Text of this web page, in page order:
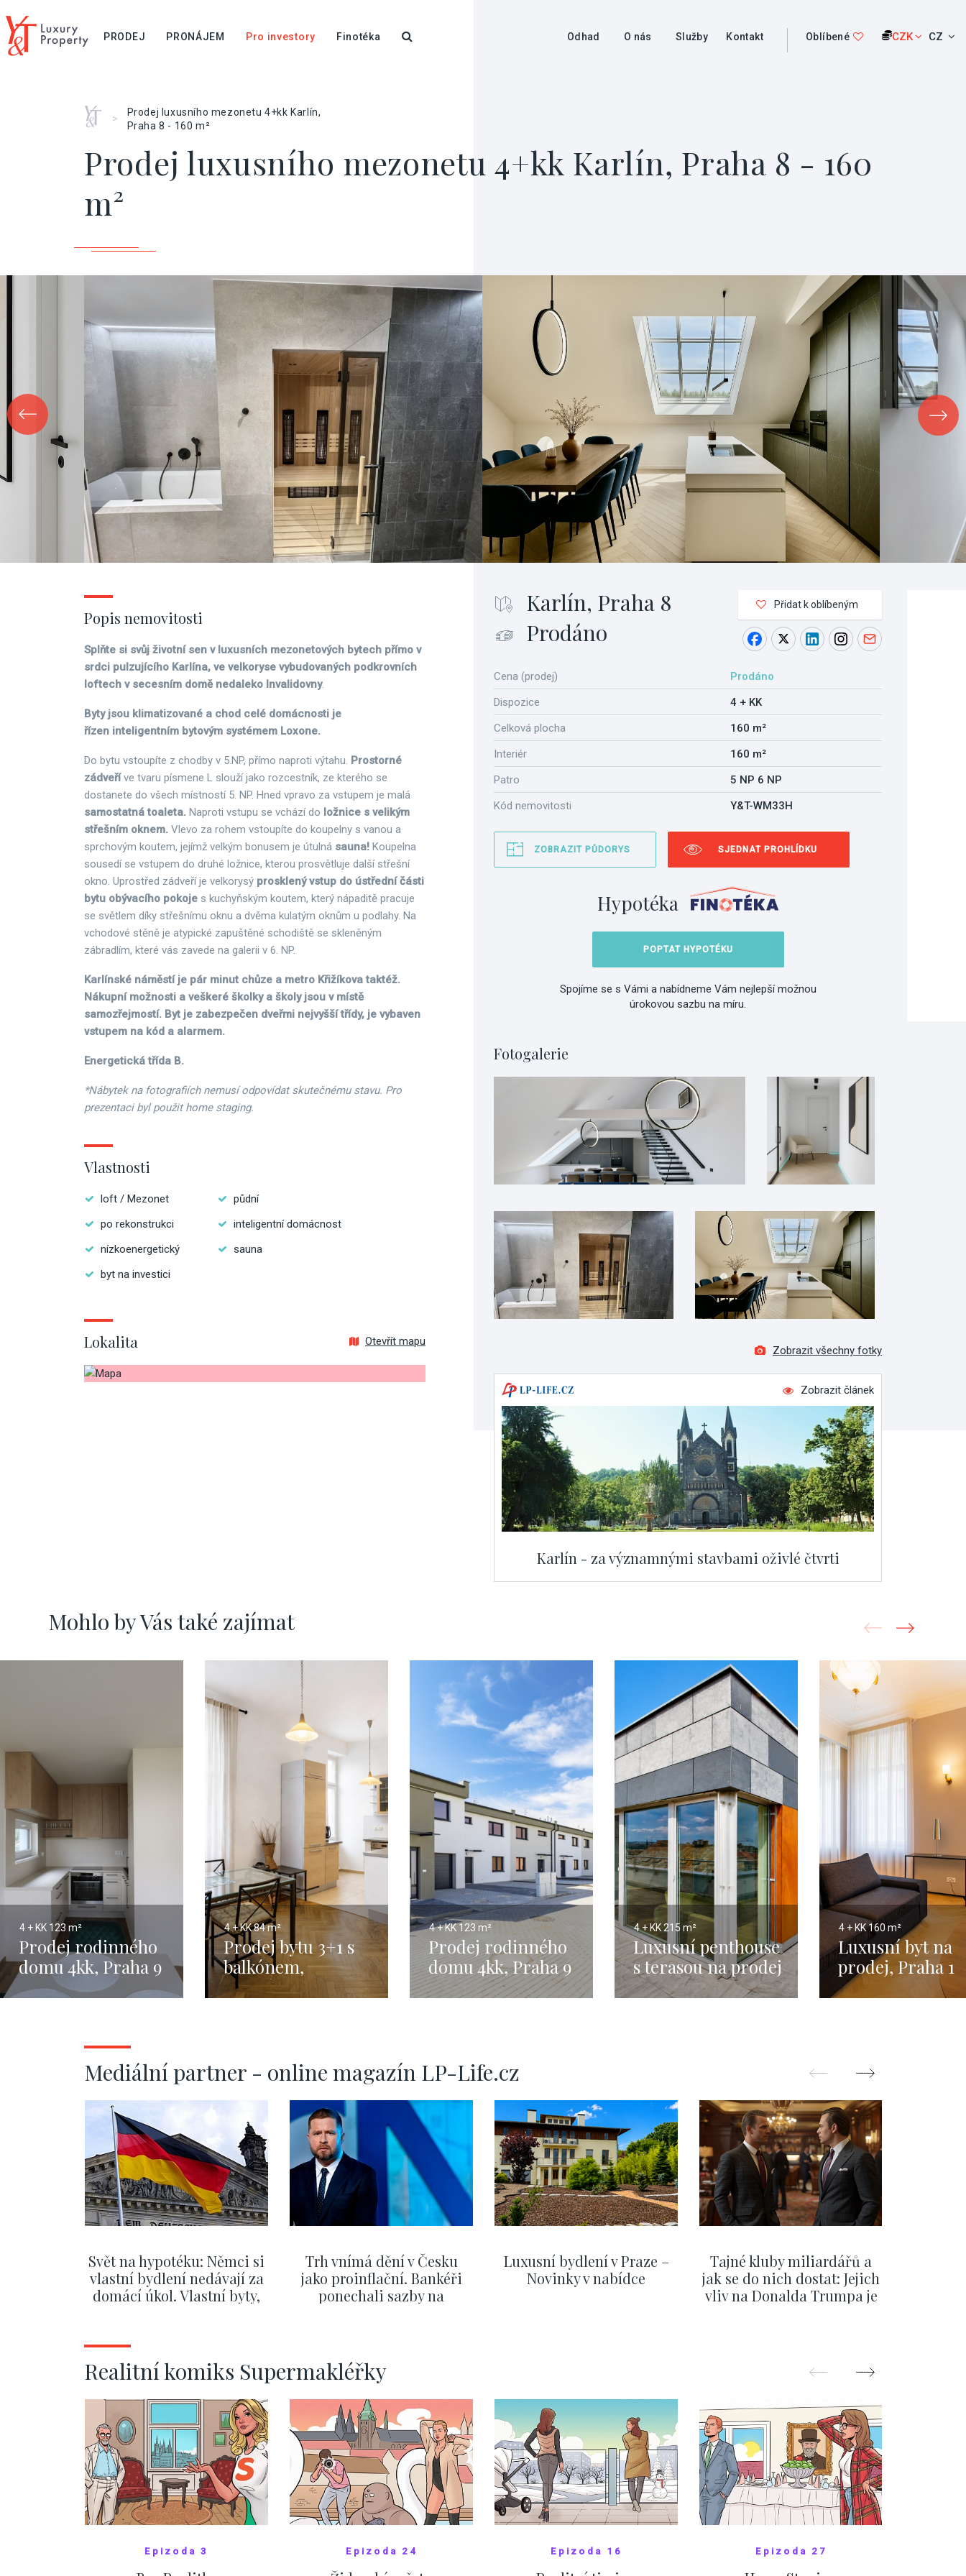
PRODEJ PRONÁJEM Pro investory Finotéka Odhad O nás Služby Kontakt Oblíbené CZK CZ
Home
>
Prodej luxusního mezonetu 4+kk Karlín,
Praha 8 - 160 m²
Prodej luxusního mezonetu 4+kk Karlín, Praha 8 - 160
m²
Karlín, Praha 8
Prodáno
Přidat k oblíbeným
Cena (prodej)
Prodáno
Dispozice
4 + KK
Celková plocha
160 m²
Interiér
160 m²
Patro
5 NP 6 NP
Kód nemovitosti
Y&T-WM33H
ZOBRAZIT PŮDORYS SJEDNAT PROHLÍDKU
Hypotéka
POPTAT HYPOTÉKU
Spojíme se s Vámi a nabídneme Vám nejlepší možnou
úrokovou sazbu na míru.
Fotogalerie
Zobrazit všechny fotky
Zobrazit článek
Karlín - za významnými stavbami oživlé čtvrti
Popis nemovitosti
Splňte si svůj životní sen v luxusních mezonetových bytech přímo v
srdci pulzujícího Karlína, ve velkoryse vybudovaných podkrovních
loftech v secesním domě nedaleko Invalidovny.
Byty jsou klimatizované a chod celé domácnosti je
řízen inteligentním bytovým systémem Loxone.
Do bytu vstoupíte z chodby v 5.NP, přímo naproti výtahu. Prostorné
zádveříve tvaru písmene L slouží jako rozcestník, ze kterého se
dostanete do všech místností 5. NP. Hned vpravo za vstupem je malá
samostatná toaleta. Naproti vstupu se vchází do ložnice s velikým
střešním oknem. Vlevo za rohem vstoupíte do koupelny s vanou a
sprchovým koutem, jejímž velkým bonusem je útulná sauna! Koupelna
sousedí se vstupem do druhé ložnice, kterou prosvětluje další střešní
okno. Uprostřed zádveří je velkorysý prosklený vstup do ústřední části
bytu obývacího pokoje s kuchyňským koutem, který nápaditě pracuje
se světlem díky střešnímu oknu a dvěma kulatým oknům u podlahy. Na
vchodové stěně je atypické zapuštěné schodiště se skleněným
zábradlím, které vás zavede na galerii v 6. NP.
Karlínské náměstí je pár minut chůze a metro Křižíkova taktéž.
Nákupní možnosti a veškeré školky a školy jsou v místě
samozřejmostí. Byt je zabezpečen dveřmi nejvyšší třídy, je vybaven
vstupem na kód a alarmem.
Energetická třída B.
*Nábytek na fotografiích nemusí odpovídat skutečnému stavu. Pro
prezentaci byl použit home staging.
Vlastnosti
loft / Mezonet
půdní
po rekonstrukci
inteligentní domácnost
nízkoenergetický
sauna
byt na investici
Lokalita Otevřít mapu
Mohlo by Vás také zajímat
4 + KK 123 m²
Prodej rodinného
domu 4kk, Praha 9
– 123m2
4 + KK84 m²
Prodej bytu 3+1 s
balkónem,
Karolíny Světlé,
4 + KK 123 m²
Prodej rodinného
domu 4kk, Praha 9
– 123m2
4 + KK215 m²
Luxusní penthouse
s terasou na prodej
- Praha 215m
4 + KK160 m²
Luxusní byt na
prodej, Praha 1
Josefov - 160m
Mediální partner - online magazín LP-Life.cz
Svět na hypotéku: Němci si
vlastní bydlení nedávají za
domácí úkol. Vlastní byty,
Trh vnímá dění v Česku
jako proinflační. Bankéři
ponechali sazby na
Luxusní bydlení v Praze –
Novinky v nabídce
Tajné kluby miliardářů a
jak se do nich dostat: Jejich
vliv na Donalda Trumpa je
Realitní komiks Supermakléřky
Epizoda 3 Epizoda 24 Epizoda 16 Epizoda 27